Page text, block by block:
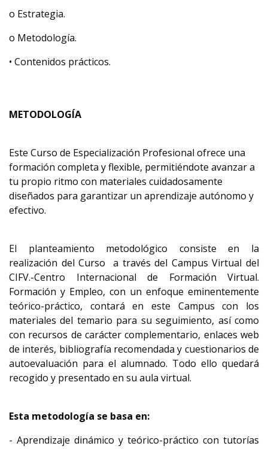
o Estrategia.
o Metodología.
• Contenidos prácticos.
METODOLOGÍA
Este Curso de Especialización Profesional ofrece una
formación completa y flexible, permitiéndote avanzar a
tu propio ritmo con materiales cuidadosamente
diseñados para garantizar un aprendizaje autónomo y
efectivo.
El planteamiento metodológico consiste en la
realización del Curso a través del Campus Virtual del
CIFV.-Centro Internacional de Formación Virtual.
Formación y Empleo, con un enfoque eminentemente
teórico-práctico, contará en este Campus con los
materiales del temario para su seguimiento, así como
con recursos de carácter complementario, enlaces web
de interés, bibliografía recomendada y cuestionarios de
autoevaluación para el alumnado. Todo ello quedará
recogido y presentado en su aula virtual.
Esta metodología se basa en:
- Aprendizaje dinámico y teórico-práctico con tutorías